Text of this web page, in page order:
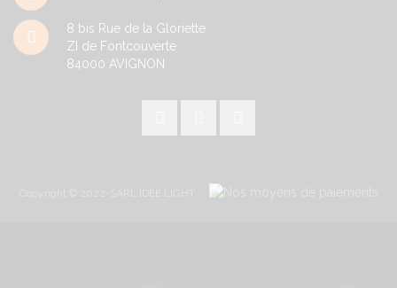
8 bis Rue de la Gloriette
ZI de Fontcouverte
84000 AVIGNON